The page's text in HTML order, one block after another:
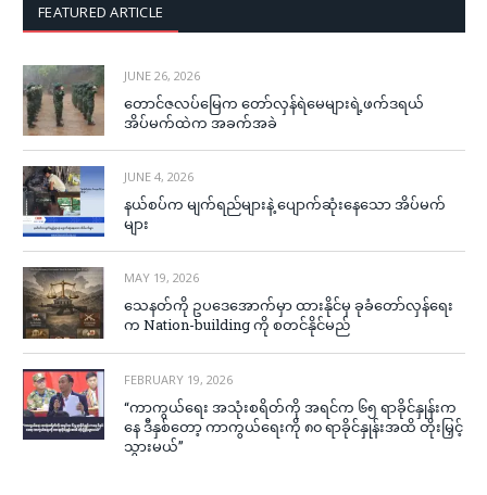
FEATURED ARTICLE
JUNE 26, 2026
တောင်ဇလပ်မြေက တော်လှန်ရဲမေများရဲ့ဖက်ဒရယ်
အိပ်မက်ထဲက အခက်အခဲ
JUNE 4, 2026
နယ်စပ်က မျက်ရည်များနဲ့ ပျောက်ဆုံးနေသော အိပ်မက်
များ
MAY 19, 2026
သေနတ်ကို ဥပဒေအောက်မှာ ထားနိုင်မှ ခုခံတော်လှန်ရေး
က Nation-building ကို စတင်နိုင်မည်
FEBRUARY 19, 2026
“ကာကွယ်ရေး အသုံးစရိတ်ကို အရင်က ၆၅ ရာခိုင်နှုန်းက
နေ ဒီနှစ်တော့ ကာကွယ်ရေးကို ၈၀ ရာခိုင်နှုန်းအထိ တိုးမြှင့်
သွားမယ်”